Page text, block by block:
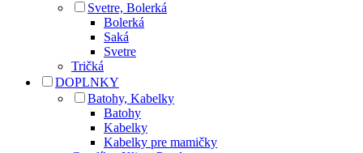
Svetre, Bolerká
Bolerká
Saká
Svetre
Tričká
DOPLNKY
Batohy, Kabelky
Batohy
Kabelky
Kabelky pre mamičky